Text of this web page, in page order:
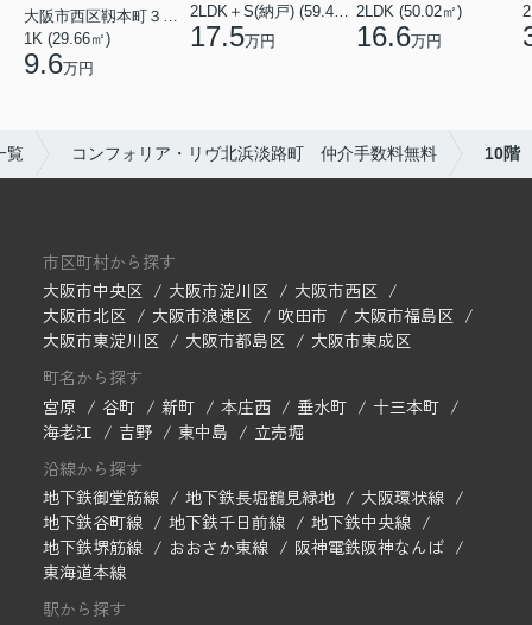
大阪市西区靱本町３丁目
1K (29.66㎡)
9.6万円
17.5万円
2LDK (50.02㎡)
16.6万円
覧 コンフォリア・リヴ北浜淡路町 仲介手数料無料 10階
市区町村から探す
大阪市中央区
大阪市淀川区
大阪市西区
大阪市北区
大阪市浪速区 吹田市
大阪市福島区
大阪市東淀川区
大阪市都島区
大阪市東成区
町名から探す
宮原
谷町 新町 本庄西 垂水町
十三本町
海老江
吉野 東中島
立売堀
沿線から探す
地下鉄御堂筋線
地下鉄長堀鶴見緑地
大阪環状線
地下鉄谷町線
地下鉄千日前線
地下鉄中央線
地下鉄堺筋線
おおさか東線
阪神電鉄阪神なんば
東海道本線
駅から探す